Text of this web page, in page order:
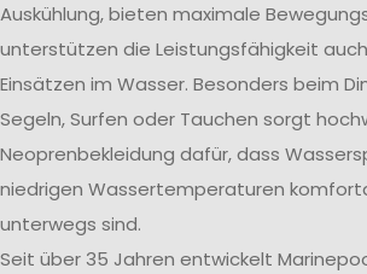
Auskühlung, bieten maximale
unterstützen die Leistungsfähigkeit
Einsätzen im Wasser. Besonders beim
Segeln, Surfen oder Tauchen sorgt
Neoprenbekleidung dafür, dass
niedrigen Wassertemperaturen
unterwegs sind.
Seit über 35 Jahren entwickelt